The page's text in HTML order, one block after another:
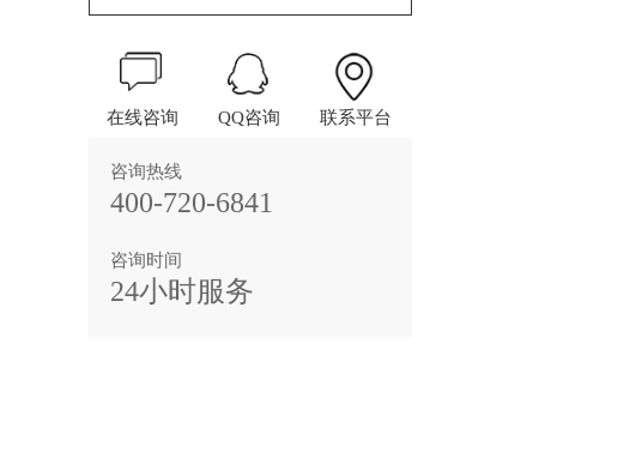
在线咨询 QQ咨询 联系平台
咨询热线
400-720-6841
咨询时间
24小时服务